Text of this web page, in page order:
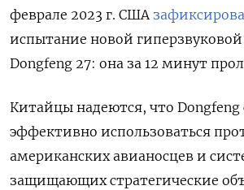
феврале 2023 г. США
испытание новой
Dongfeng 27: она за 12 минут
Китайцы надеются, что Dongfeng
эффективно использоваться
американских авианосцев и
защищающих стратегические